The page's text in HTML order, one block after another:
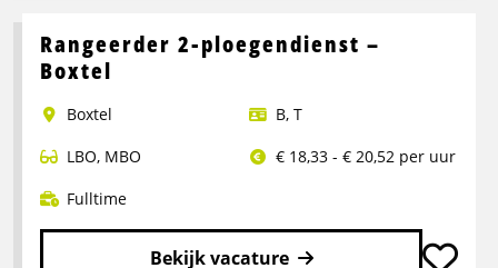
over
Portaalwagen
Rangeerder 2-ploegendienst –
Boxtel
Boxtel B, T
LBO, MBO
€ 18,33 - € 20,52 per uur
Fulltime
Bekijk vacature